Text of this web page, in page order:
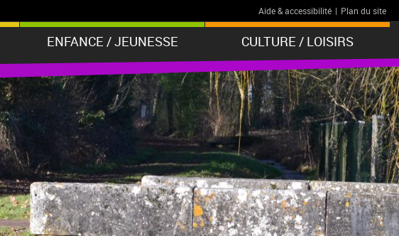
Aide & accessibilité | Plan du site
ENFANCE / JEUNESSE CULTURE / LOISIRS